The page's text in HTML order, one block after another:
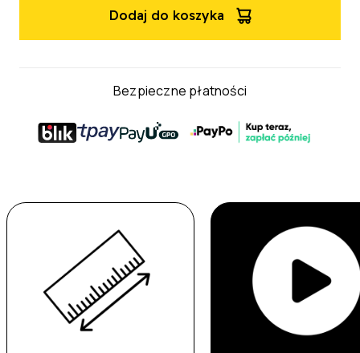
Dodaj do koszyka
Bezpieczne płatności